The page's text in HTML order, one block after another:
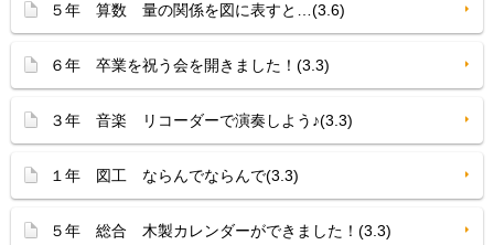
５年 算数 量の関係を図に表すと…(3.6)
６年 卒業を祝う会を開きました！(3.3)
３年 音楽 リコーダーで演奏しよう♪(3.3)
１年 図工 ならんでならんで(3.3)
５年 総合 木製カレンダーができました！(3.3)